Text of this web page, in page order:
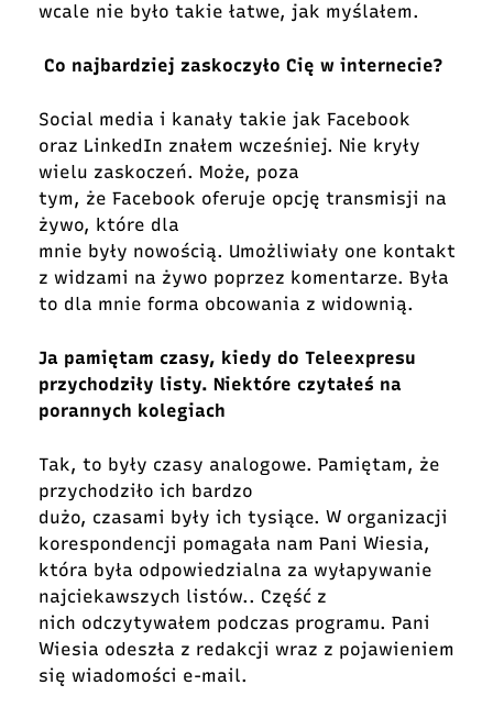
wcale nie było takie łatwe, jak myślałem.
Co najbardziej zaskoczyło Cię w internecie?
Social media i kanały takie jak Facebook
oraz LinkedIn znałem wcześniej. Nie kryły
wielu zaskoczeń. Może, poza
tym, że Facebook oferuje opcję transmisji na
żywo, które dla
mnie były nowością. Umożliwiały one kontakt
z widzami na żywo poprzez komentarze. Była
to dla mnie forma obcowania z widownią.
Ja pamiętam czasy, kiedy do Teleexpresu
przychodziły listy. Niektóre czytałeś na
porannych kolegiach
Tak, to były czasy analogowe. Pamiętam, że
przychodziło ich bardzo
dużo, czasami były ich tysiące. W organizacji
korespondencji pomagała nam Pani Wiesia,
która była odpowiedzialna za wyłapywanie
najciekawszych listów.. Część z
nich odczytywałem podczas programu. Pani
Wiesia odeszła z redakcji wraz z pojawieniem
się wiadomości e-mail.